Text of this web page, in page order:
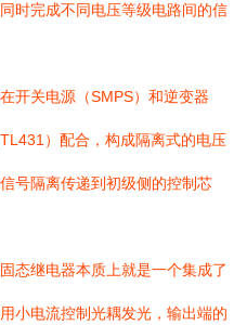
时完成不同电压等级电路间的信
在开关电源（SMPS）和逆变器
）配合，构成隔离式的电压
号隔离传递到初级侧的控制芯
态继电器本质上就是一个集成了
小电流控制光耦发光，输出端的